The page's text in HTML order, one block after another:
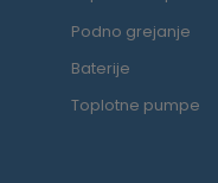
Podno grejanje
Baterije
Toplotne pumpe